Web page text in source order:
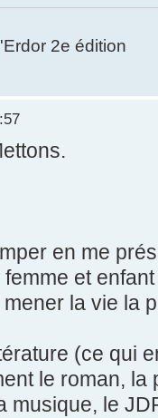
2e édition
en me
et
la vie la
(ce qui
le roman, la
musique, le